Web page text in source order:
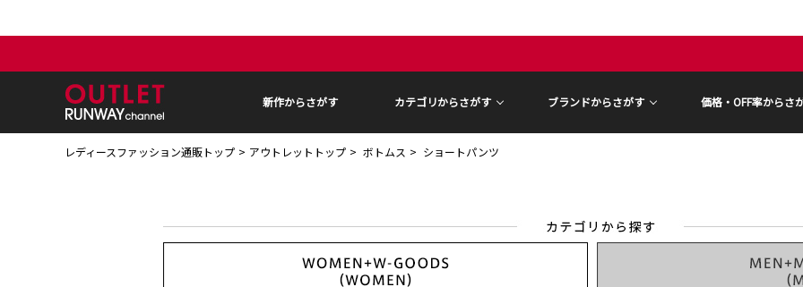
新作からさがす カテゴリからさがす ブランドからさがす 価格・OFF率からさ
レディースファッション通販トップ アウトレットトップ ボトムス ショートパンツ